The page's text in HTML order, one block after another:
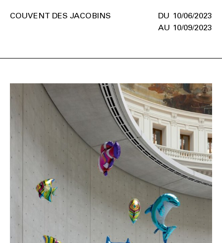
10/06/2023
10/09/2023
COUVENT DES JACOBINS